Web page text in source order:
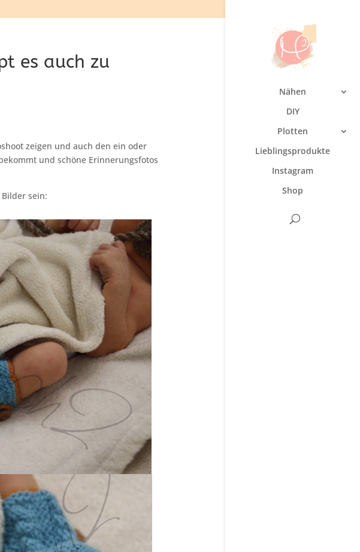
Nähen
DIY
Plotten
Lieblingsprodukte
Instagram
Shop
es auch zu
zeigen und auch den ein oder
und schöne Erinnerungsfotos
sein: